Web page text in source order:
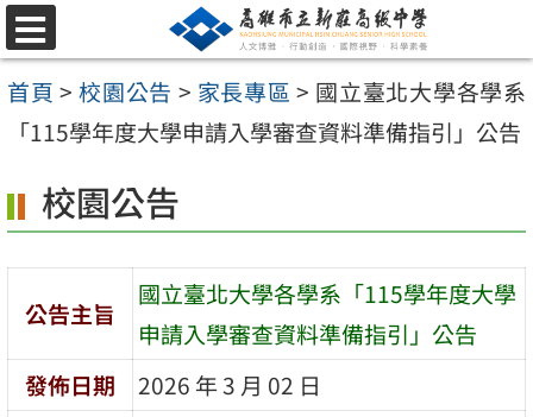
跳
至
主
容
區
選
單
首頁 > 校園公告 > 家長專區 > 國立臺北大學各學系
「115學年度大學申請入學審查資料準備指引」公告
校園公告
公告主旨
國立臺北大學各學系「115學年度大學
申請入學審查資料準備指引」公告
發佈日期
2026 年 3 月 02 日